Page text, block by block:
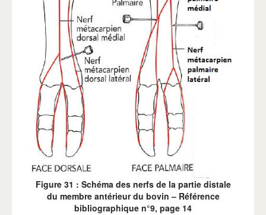
Figure 31 : Schéma des nerfs de la partie distale
du membre antérieur du bovin – Référence
bibliographique n°9, page 14